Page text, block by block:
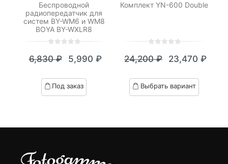
Беспроводной
радиопередатчик для
систем BY-WM6 и WM8
BOYA BY-WXLR8
out
based
on
6,830₽
Первоначальная
цена
составляла
5,990 ₽
Текущая
цена:
5,990 ₽.
Под заказ
Комплект YN-600 Double
out
based
on
24,200₽
цена
составляла
23,470 ₽
Текущая
цена:
23,470 ₽.
Выбрать вариант